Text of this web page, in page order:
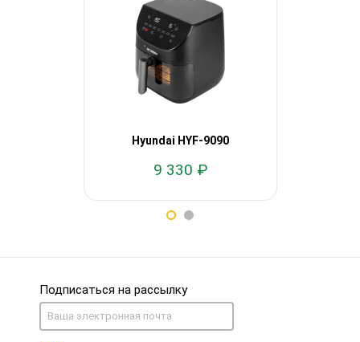
Hyundai HYF-9090
9 330 ₽
Подписаться на рассылку